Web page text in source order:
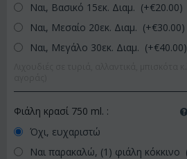
Ναι, Βασικό 15εκ. Διαμ. (+€20.00)
Ναι, Μεσαίο 20εκ. Διαμ. (+€30.00)
Ναι, Μεγάλο 30εκ. Διαμ. (+€40.00)
Φιάλη κρασί 750 ml. :
Όχι, ευχαριστώ
Ναι παρακαλώ, (1) φιάλη κόκκινο